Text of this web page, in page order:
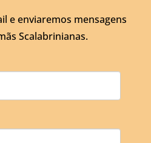
e enviaremos mensagens
Scalabrinianas.